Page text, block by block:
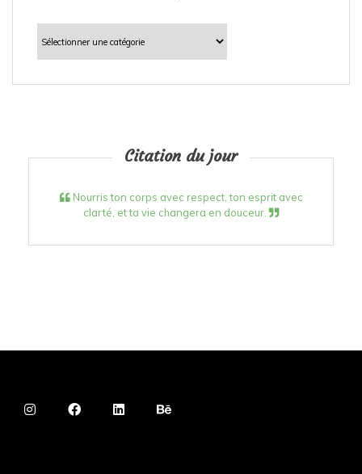
Catégories
Citation du jour
Nourris ton corps avec respect, ton esprit avec
clarté, et ta vie changera en douceur.